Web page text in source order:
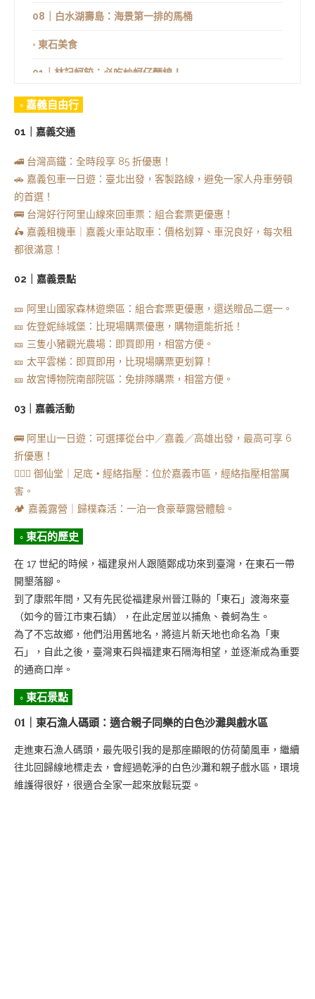
08｜白水湖壽島：海景第一排的馬桶
◦ 東石美食
01｜林記蚵餃：必吃炒蚵仔麵線！
02｜東石阿德蚵嗲蚵仔包：現點現炸的新鮮海味
◦ 飛越臺灣
◦ 開鄉嘉義
◦ 嘉義自由行
01｜嘉義交通
🚄 台灣高鐵：全時段享 85 折優惠！
🚗 嘉義包車一日遊：臺北出發，客製路線，避免一家人舟車勞頓
的首選！
🚌 台灣好行阿里山線來回車票：組合套票更優惠！
🛵 嘉義租機車｜嘉義火車站取車：價格划算、車況良好，每次租
都很滿意！
02｜嘉義景點
🎫 阿里山國家森林遊樂區：組合套票更優惠，還送贈品二選一。
🎫 佐登妮絲城堡：比現場購票優惠，購物還能折抵！
🎫 三隻小豬觀光農場：即買即用，相當方便。
🎫 太平雲梯：即買即用，比現場購票更划算！
🎫 故宮博物院南部院區：免排隊購票，相當方便。
03｜嘉義活動
🚌 阿里山一日遊：可選擇從台中／嘉義／高雄出發，最高可享 6
折優惠！
💆🏻‍♀️ 御仙堂｜足底 ・ 經絡指壓：位於嘉義市區，經絡指壓相當厲
害。
🏕️ 嘉義露營｜歸樸森活：一泊一食豪華露營體驗。
◦ 東石的歷史
在 17 世紀的時候，福建泉州人跟隨鄭成功來到臺灣，在東石一帶
開墾落腳。
到了康熙年間，又有先民從福建泉州晉江縣的「東石」渡海來臺
（如今的晉江市東石鎮），在此定居並以捕魚、養蚵為生。
為了不忘故鄉，他們沿用舊地名，將這片新天地也命名為「東
石」，自此之後，臺灣東石與福建東石隔海相望，並逐漸成為重要
的通商口岸。
◦ 東石景點
01｜東石漁人碼頭：適合親子同樂的白色沙灘與戲水區
走進東石漁人碼頭，最先吸引我的是那座顯眼的仿荷蘭風車，繼續
往北回歸線地標走去，會經過乾淨的白色沙灘和親子戲水區，環境
維護得很好，很適合全家一起來放鬆玩耍。